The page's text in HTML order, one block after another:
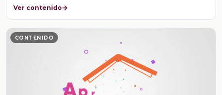
Ver contenido
CONTENIDO